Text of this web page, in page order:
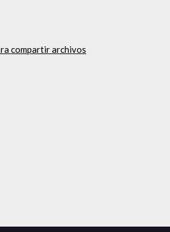
compartir archivos